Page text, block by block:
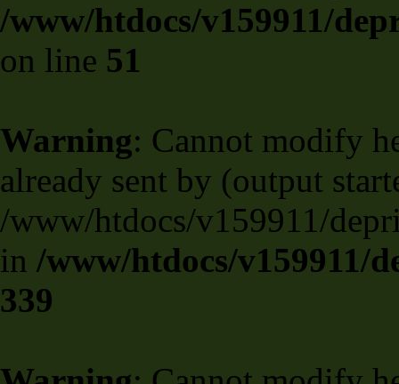
/www/htdocs/v159911/
on line 51
Warning: Cannot modify
already sent by (output
/www/htdocs/v159911/
in /www/htdocs/
339